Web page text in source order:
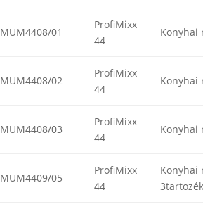
MUM4408/01
ProfiMixx
44
Konyhai
MUM4408/02
ProfiMixx
44
Konyhai
MUM4408/03
ProfiMixx
44
Konyhai
MUM4409/05
ProfiMixx
44
Konyhai